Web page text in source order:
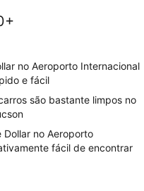
no Aeroporto Internacional
e fácil
são bastante limpos no
Dollar no Aeroporto
fácil de encontrar